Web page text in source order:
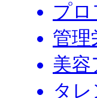
プ
管理
美容
タレ